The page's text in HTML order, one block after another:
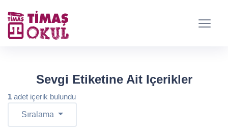
Sevgi Etiketine Ait Içerikler
1 adet içerik bulundu
Sıralama